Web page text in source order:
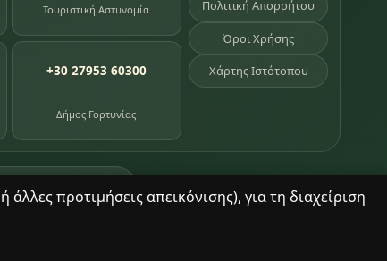
προτιμήσεις απεικόνισης), για τη διαχείριση
Τουριστική Αστυνομία
+30 27953 60300
Δήμος Γορτυνίας
Πολιτική Απορρήτου
Όροι Χρήσης
Χάρτης Ιστότοπου
κληρονομιάς